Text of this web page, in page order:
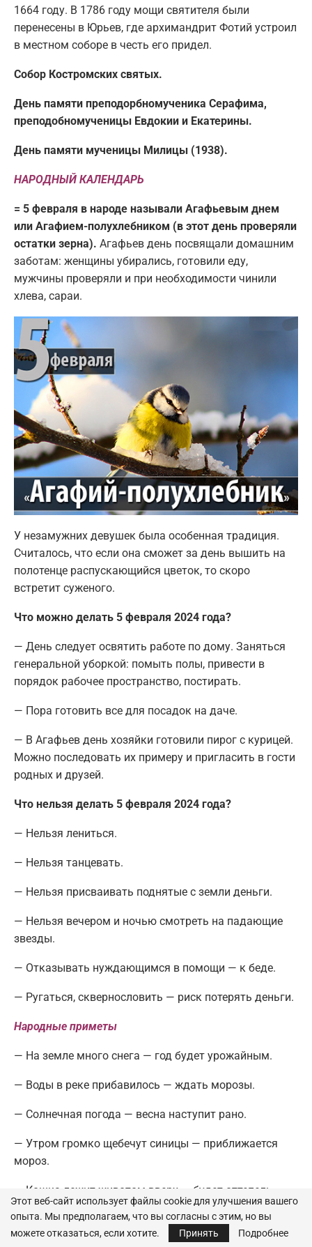
1664 году. В 1786 году мощи святителя были
перенесены в Юрьев, где архимандрит Фотий устроил
в местном соборе в честь его придел.
Собор Костромских святых.
День памяти преподорбномученика Серафима,
преподобномученицы Евдокии и Екатерины.
День памяти мученицы Милицы (1938).
НАРОДНЫЙ КАЛЕНДАРЬ
= 5 февраля в народе называли Агафьевым днем
или Агафием-полухлебником (в этот день проверяли
остатки зерна). Агафьев день посвящали домашним
заботам: женщины убирались, готовили еду,
мужчины проверяли и при необходимости чинили
хлева, сараи.
У незамужних девушек была особенная традиция.
Считалось, что если она сможет за день вышить на
полотенце распускающийся цветок, то скоро
встретит суженого.
Что можно делать 5 февраля 2024 года?
— День следует освятить работе по дому. Заняться
генеральной уборкой: помыть полы, привести в
порядок рабочее пространство, постирать.
— Пора готовить все для посадок на даче.
— В Агафьев день хозяйки готовили пирог с курицей.
Можно последовать их примеру и пригласить в гости
родных и друзей.
Что нельзя делать 5 февраля 2024 года?
— Нельзя лениться.
— Нельзя танцевать.
— Нельзя присваивать поднятые с земли деньги.
— Нельзя вечером и ночью смотреть на падающие
звезды.
— Отказывать нуждающимся в помощи — к беде.
— Ругаться, сквернословить — риск потерять деньги.
Народные приметы
— На земле много снега — год будет урожайным.
— Воды в реке прибавилось — ждать морозы.
— Солнечная погода — весна наступит рано.
— Утром громко щебечут синицы — приближается
мороз.
— Кошка лежит животом вверх — будет оттепель.
Ведущая темы Лора Веверица
Этот веб-сайт использует файлы cookie для улучшения вашего
опыта. Мы предполагаем, что вы согласны с этим, но вы
можете отказаться, если хотите.
Принять Подробнее